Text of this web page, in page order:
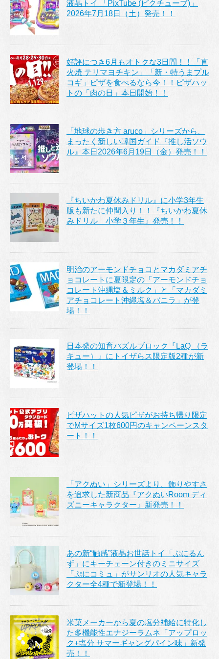
液晶トイ 「PixTube (ピクチューブ)」
2026年7月18日（土）発売！！
好評につき6月もオトクな3日間！！「直
火焼 テリマヨチキン」「新・特うまプル
コギ」ピザを食べるなら今！！ピザハッ
トの「肉の日」本日開始！！
「地球の歩き方 aruco」シリーズから、
まったく新しい韓国ガイド『推し活ソウ
ル』本日2026年6月19日（金）発売！！
『ちいかわ夏休みドリル』に小学3年生
版も新たに仲間入り！！『ちいかわ夏休
みドリル 小学３年生』発売！！
明治のアーモンドチョコとマカダミアチ
ョコレートに夏限定の「アーモンドチョ
コレート沖縄塩＆ミルク」と「マカダミ
アチョコレート沖縄塩＆バニラ」が登
場！！
日本発の知育パズルブロック『LaQ （ラ
キュー）』にトイザらス限定版2種が新
登場！！
ピザハットの人気ピザがお持ち帰り限定
でMサイズ1枚600円のキャンペーンスタ
ート！！
「アクぬい」シリーズより、飾りやすさ
を追求した新商品『アクぬいRoom ディ
ズニーキャラクター』新発売！！
あの新“触感”液晶お世話トイ「ぷにるん
ず」にキーチェーン付きのミニサイズ
「ぷにコミュ」がサンリオの人気キャラ
クター全4種で新登場！！
米菓メーカーから夏の塩分補給に特化し
た多機能性エナジーラムネ「アップロッ
ク+塩分 サマーギャングパイン味」新発
売！！